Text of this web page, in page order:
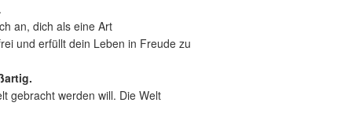
an, dich als eine Art
und erfüllt dein Leben in Freude zu
gebracht werden will. Die Welt